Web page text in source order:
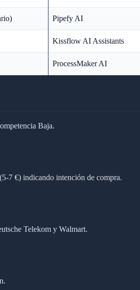
Pipefy AI
Kissflow AI Assistants
ProcessMaker AI
Baja.
7 €) indicando intención de compra.
Telekom y Walmart.